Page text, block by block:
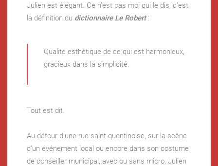
Julien est élégant. Ce n’est pas moi qui le dis, c’est
la définition du dictionnaire Le Robert:
Qualité esthétique de ce qui est harmonieux,
gracieux dans la simplicité.
Tout est dit.
Au détour d’une rue saint-quentinoise, sur la scène
d’un événement local ou encore dans son costume
de conseiller municipal, avec ou sans micro, Julien